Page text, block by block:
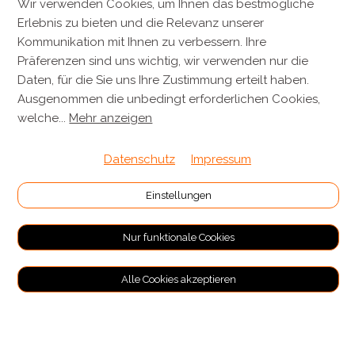
Mülistrasse 7
8143 Stallikon
+41 44 701 80 80
info@metzgereikuenzli.ch
Verpackung & Versand
RECHTLICHES
Allgemeine Geschäftsbedingungen
Wir verwenden Cookies, um Ihnen das bestmögliche
Erlebnis zu bieten und die Relevanz unserer
Kommunikation mit Ihnen zu verbessern. Ihre
Präferenzen sind uns wichtig, wir verwenden nur die
Daten, für die Sie uns Ihre Zustimmung erteilt haben.
Ausgenommen die unbedingt erforderlichen Cookies,
welche... Mehr anzeigen
Datenschutz Impressum
Einstellungen
Nur funktionale Cookies
Alle Cookies akzeptieren